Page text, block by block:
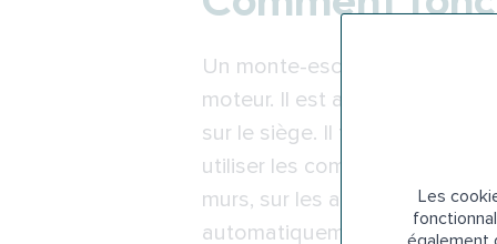
Les
Un monte-escalier est un
moteur. Il est assisté d’un
sur le siège. Il faut ensuite
utiliser les commandes de
murs, sur les accoudoirs ou
automatiquement à